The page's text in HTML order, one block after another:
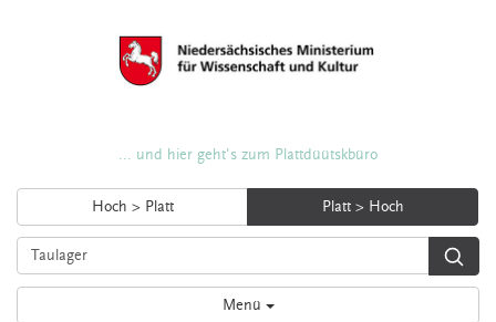
... und hier geht's zum Plattdüütskbüro
Hoch > Platt Platt > Hoch
Menü